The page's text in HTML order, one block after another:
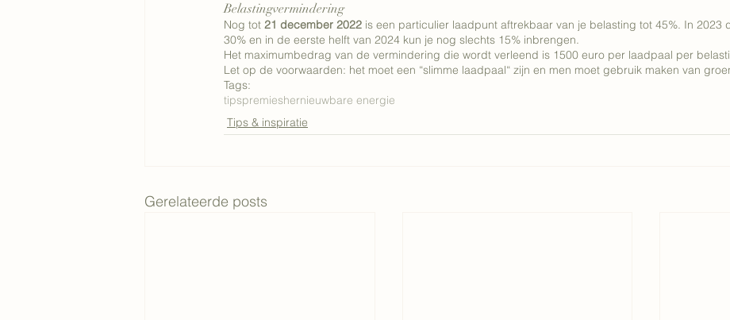
Belastingvermindering
Nog tot 21 december 2022 is een particulier laadpunt aftrekbaar van je belasting tot 45%. In 2023
30% en in de eerste helft van 2024 kun je nog slechts 15% inbrengen.
Het maximumbedrag van de vermindering die wordt verleend is 1500 euro per laadpaal per
Let op de voorwaarden: het moet een “slimme laadpaal“ zijn en men moet gebruik maken van
Tags:
tipspremieshernieuwbare energie
Tips & inspiratie
Gerelateerde posts